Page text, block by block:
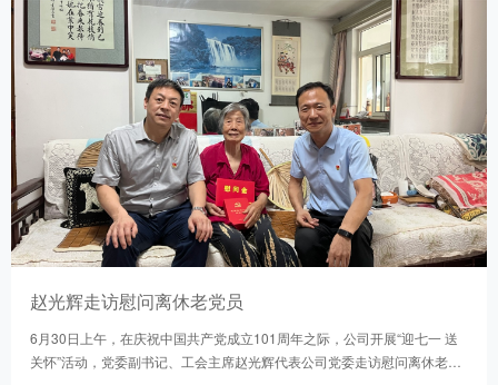
赵光辉走访慰问离休老党员
6月30日上午，在庆祝中国共产党成立101周年之际，公司开展“迎七一 送
关怀”活动，党委副书记、工会主席赵光辉代表公司党委走访慰问离休老党